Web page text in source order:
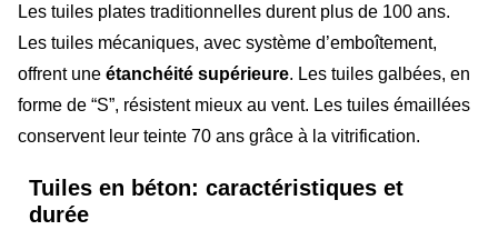
Les tuiles plates traditionnelles durent plus de 100 ans.
Les tuiles mécaniques, avec système d’emboîtement,
offrent une étanchéité supérieure. Les tuiles galbées, en
forme de “S”, résistent mieux au vent. Les tuiles émaillées
conservent leur teinte 70 ans grâce à la vitrification.
Tuiles en béton: caractéristiques et
durée